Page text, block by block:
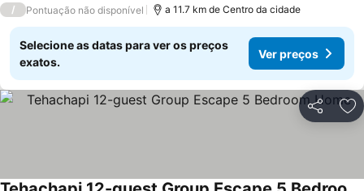
/ Pontuação não disponível a 11.7 km de Centro da cidade
Selecione as datas para ver os preços
exatos.
Ver preços
Partilhar